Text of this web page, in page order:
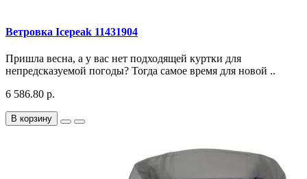
Ветровка Icepeak 11431904
Пришла весна, а у вас нет подходящей куртки для
непредсказуемой погоды? Тогда самое время для новой ..
6 586.80 р.
В корзину